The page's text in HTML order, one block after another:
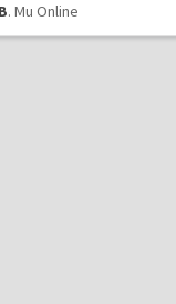
. Mu Online